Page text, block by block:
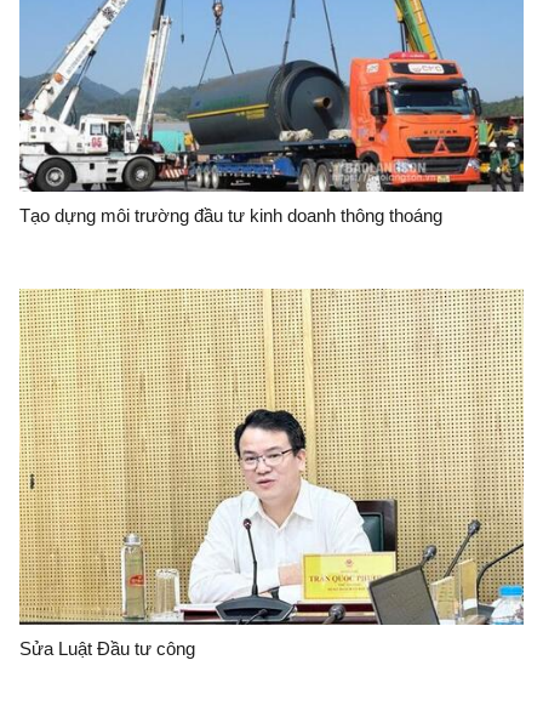
Tạo dựng môi trường đầu tư kinh doanh thông thoáng
Sửa Luật Đầu tư công